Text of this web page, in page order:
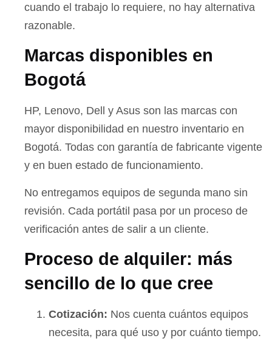
cuando el trabajo lo requiere, no hay alternativa
razonable.
Marcas disponibles en
Bogotá
HP, Lenovo, Dell y Asus son las marcas con
mayor disponibilidad en nuestro inventario en
Bogotá. Todas con garantía de fabricante vigente
y en buen estado de funcionamiento.
No entregamos equipos de segunda mano sin
revisión. Cada portátil pasa por un proceso de
verificación antes de salir a un cliente.
Proceso de alquiler: más
sencillo de lo que cree
Cotización: Nos cuenta cuántos equipos
necesita, para qué uso y por cuánto tiempo.